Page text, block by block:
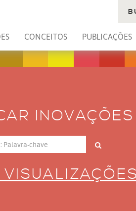
CONCEITOS PUBLICAÇÕES
INOVAÇÕES